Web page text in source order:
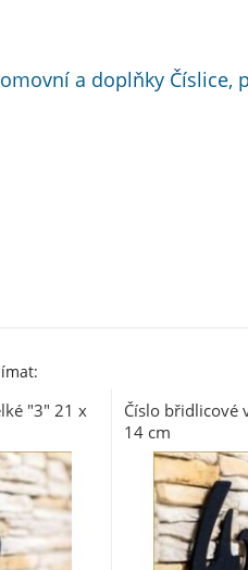
a doplňky Číslice,
"3" 21 x
Číslo břidlicové
14 cm